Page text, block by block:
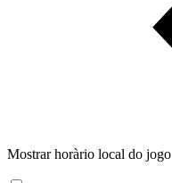
Mostrar horàrio local do jogo